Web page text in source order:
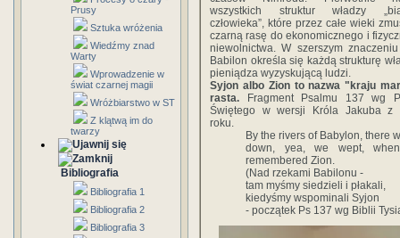
Prusy
Sztuka wróżenia
Wiedźmy znad
Warty
Wprowadzenie w
świat czarnej magii
Wróżbiarstwo w ST
Z klątwą im do
twarzy
Bibliografia
Bibliografia 1
Bibliografia 2
Bibliografia 3
wszystkich struktur władzy
człowieka”, które przez całe wieki
czarną rasę do ekonomicznego i
niewolnictwa. W szerszym
Babilon określa się każdą strukturę
pieniądza wyzyskującą ludzi.
Syjon albo Zion to nazwa "kraju
rasta. Fragment Psalmu 137 wg
Świętego w wersji Króla Jakuba z
roku.
By the rivers of Babylon, there
down, yea, we wept,
remembered Zion.
(Nad rzekami Babilonu -
tam myśmy siedzieli i płakali,
kiedyśmy wspominali Syjon
- początek Ps 137 wg Biblii